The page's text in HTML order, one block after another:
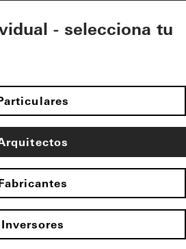
- selecciona tu
Inversores